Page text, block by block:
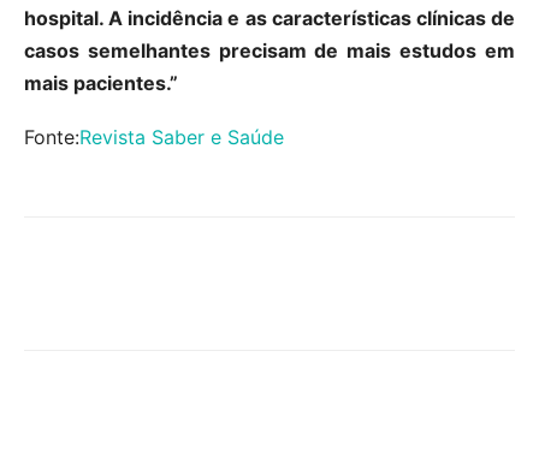
hospital. A incidência e as características clínicas de
casos semelhantes precisam de mais estudos em
mais pacientes.”
Fonte:Revista Saber e Saúde